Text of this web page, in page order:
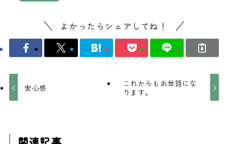
よかったらシェアしてね！
安心感
これからもお世話にな
ります。